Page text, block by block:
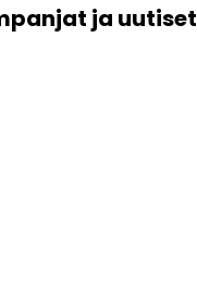
ja uutiset